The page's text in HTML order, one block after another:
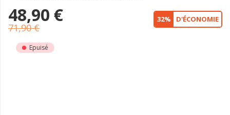
48,90 €
71,90 €
32% D'ÉCONOMIE
Epuisé